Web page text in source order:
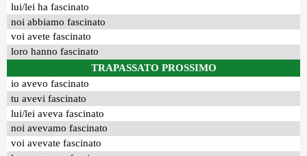
lui/lei ha fascinato
noi abbiamo fascinato
voi avete fascinato
loro hanno fascinato
TRAPASSATO PROSSIMO
io avevo fascinato
tu avevi fascinato
lui/lei aveva fascinato
noi avevamo fascinato
voi avevate fascinato